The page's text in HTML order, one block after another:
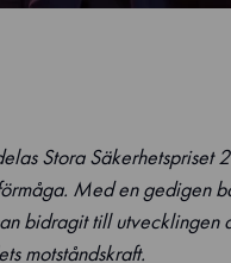
Stora Säkerhetspriset
Med en gedigen
bidragit till utvecklingen
motståndskraft.